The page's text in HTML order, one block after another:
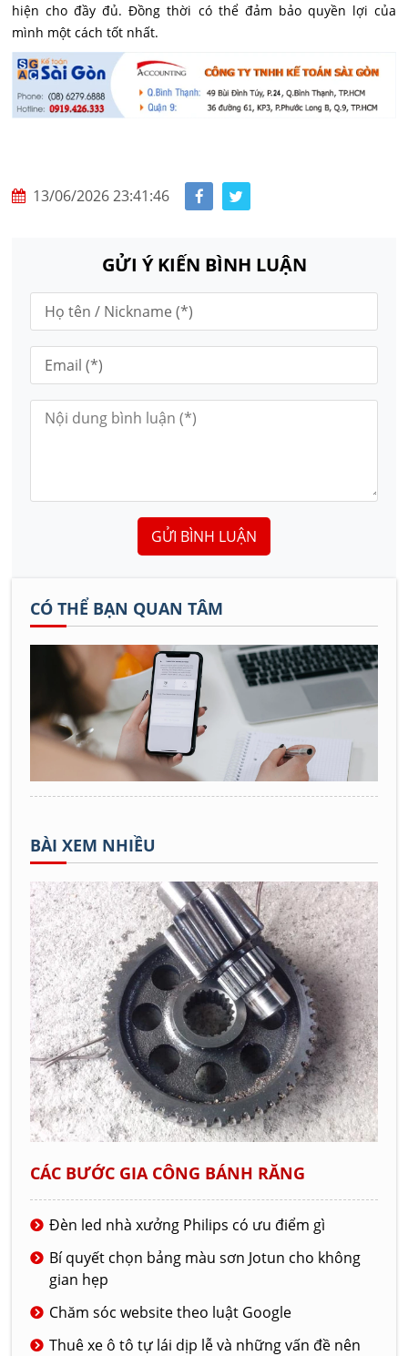
hiện cho đầy đủ. Đồng thời có thể đảm bảo quyền lợi của
mình một cách tốt nhất.
13/06/2026 23:41:46
GỬI Ý KIẾN BÌNH LUẬN
GỬI BÌNH LUẬN
CÓ THỂ BẠN QUAN TÂM
BÀI XEM NHIỀU
CÁC BƯỚC GIA CÔNG BÁNH RĂNG
Đèn led nhà xưởng Philips có ưu điểm gì
Bí quyết chọn bảng màu sơn Jotun cho không
gian hẹp
Chăm sóc website theo luật Google
Thuê xe ô tô tự lái dịp lễ và những vấn đề nên